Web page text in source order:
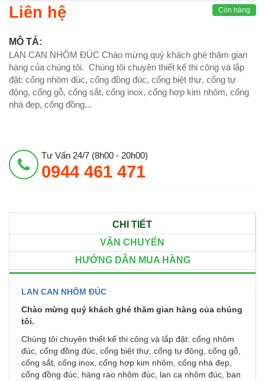
Liên hệ Còn hàng
MÔ TẢ:
LAN CAN NHÔM ĐÚC Chào mừng quý khách ghé thăm gian
hàng của chúng tôi. Chúng tôi chuyên thiết kế thi công và lắp
đặt: cổng nhôm đúc, cổng đồng đúc, cổng biệt thự, cổng tự
động, cổng gỗ, cổng sắt, cổng inox, cổng hợp kim nhôm, cổng
nhà đẹp, cổng đồng...
Tư Vấn 24/7 (8h00 - 20h00)
0944 461 471
CHI TIẾT
VẬN CHUYỂN
HƯỚNG DẪN MUA HÀNG
LAN CAN NHÔM ĐÚC
Chào mừng quý khách ghé thăm gian hàng của chúng
tôi.
Chúng tôi chuyên thiết kế thi công và lắp đặt: cổng nhôm
đúc, cổng đồng đúc, cổng biệt thự, cổng tự động, cổng gỗ,
cổng sắt, cổng inox, cổng hợp kim nhôm, cổng nhà đẹp,
cổng đồng đúc, hàng rào nhôm đúc, lan ca nhôm đúc, ban